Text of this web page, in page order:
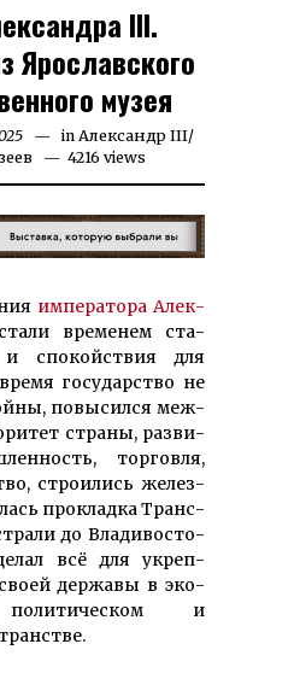
III.
Ярославского
музея
23.07.2025
in Александр III/
4216 views
им­пе­ра­то­ра Алек­
вре­менем ста­
и спо­кой­ст­вия для
го­су­дар­ст­во не
по­вы­сил­ся меж­
стра­ны, раз­ви­
тор­гов­ля,
строи­лись же­лез­
про­клад­ка Транс­
до Вла­ди­вос­то­
всё для ук­реп­
дер­жавы в эко­
и